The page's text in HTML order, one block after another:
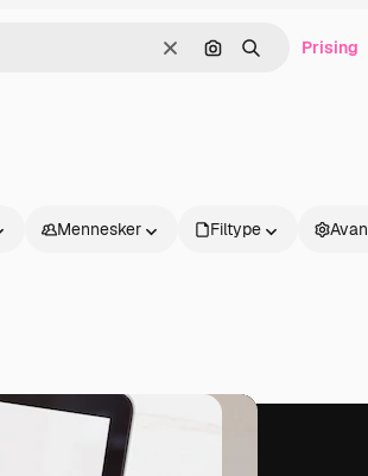
Slett Søk etter bilde
Søk Prising
Mennesker Filtype